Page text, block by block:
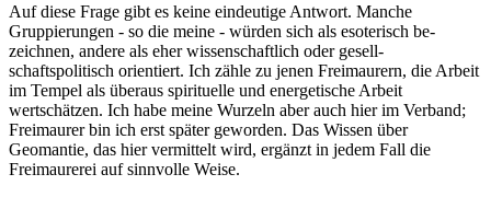
Auf diese Frage gibt es keine eindeutige Antwort. Manche
Gruppierungen - so die meine - würden sich als esoterisch be­
zeichnen, andere als eher wissenschaftlich oder gesell­
schaftspolitisch orientiert. Ich zähle zu jenen Freimaurern, die Arbeit
im Tempel als überaus spirituelle und energetische Ar­beit
wertschätzen. Ich habe mei­ne Wurzeln aber auch hier im Verband;
Freimaurer bin ich erst später geworden. Das Wissen über
Geomantie, das hier vermittelt wird, ergänzt in jedem Fall die
Freimaurerei auf sinn­volle Weise.